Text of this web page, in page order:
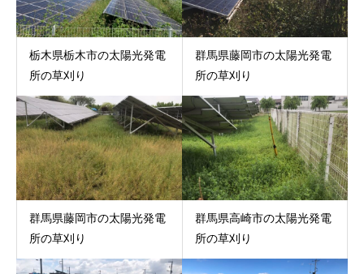
栃木県栃木市の太陽光発電
所の草刈り
群馬県藤岡市の太陽光発電
所の草刈り
群馬県藤岡市の太陽光発電
所の草刈り
群馬県高崎市の太陽光発電
所の草刈り